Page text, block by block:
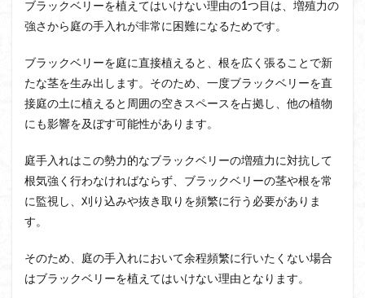
ブラックベリーを植えてはいけない理由の1つ目は、増殖力の
強さから庭の手入れが非常に困難になるためです。
ブラックベリーを庭に直接植えると、根を広く張ることで新
たな茎を生み出します。そのため、一度ブラックベリーを直
接庭の土に植えると周囲の空きスペースを占拠し、他の植物
にも影響を及ぼす可能性があります。
庭手入れはこの勢力的なブラックベリーの増殖力に対抗して
根気強く行わなければならず、ブラックベリーの茎や根を常
に監視し、刈り込みや抜き取りを頻繁に行う必要がありま
す。
そのため、庭の手入れにおいて余程頻繁に行いたくない場合
はブラックベリーを植えてはいけない理由となります。